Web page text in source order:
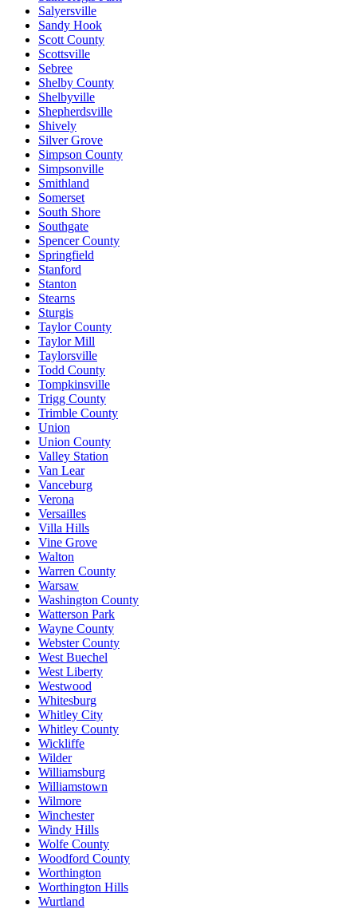
Salyersville
Sandy Hook
Scott County
Scottsville
Sebree
Shelby County
Shelbyville
Shepherdsville
Shively
Silver Grove
Simpson County
Simpsonville
Smithland
Somerset
South Shore
Southgate
Spencer County
Springfield
Stanford
Stanton
Stearns
Sturgis
Taylor County
Taylor Mill
Taylorsville
Todd County
Tompkinsville
Trigg County
Trimble County
Union
Union County
Valley Station
Van Lear
Vanceburg
Verona
Versailles
Villa Hills
Vine Grove
Walton
Warren County
Warsaw
Washington County
Watterson Park
Wayne County
Webster County
West Buechel
West Liberty
Westwood
Whitesburg
Whitley City
Whitley County
Wickliffe
Wilder
Williamsburg
Williamstown
Wilmore
Winchester
Windy Hills
Wolfe County
Woodford County
Worthington
Worthington Hills
Wurtland